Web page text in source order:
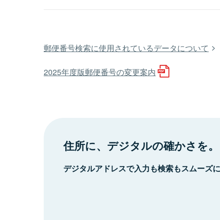
郵便番号検索に使用されているデータについて
2025年度版郵便番号の変更案内
住所に、デジタルの確かさを。
デジタルアドレスで入力も検索もスムーズ